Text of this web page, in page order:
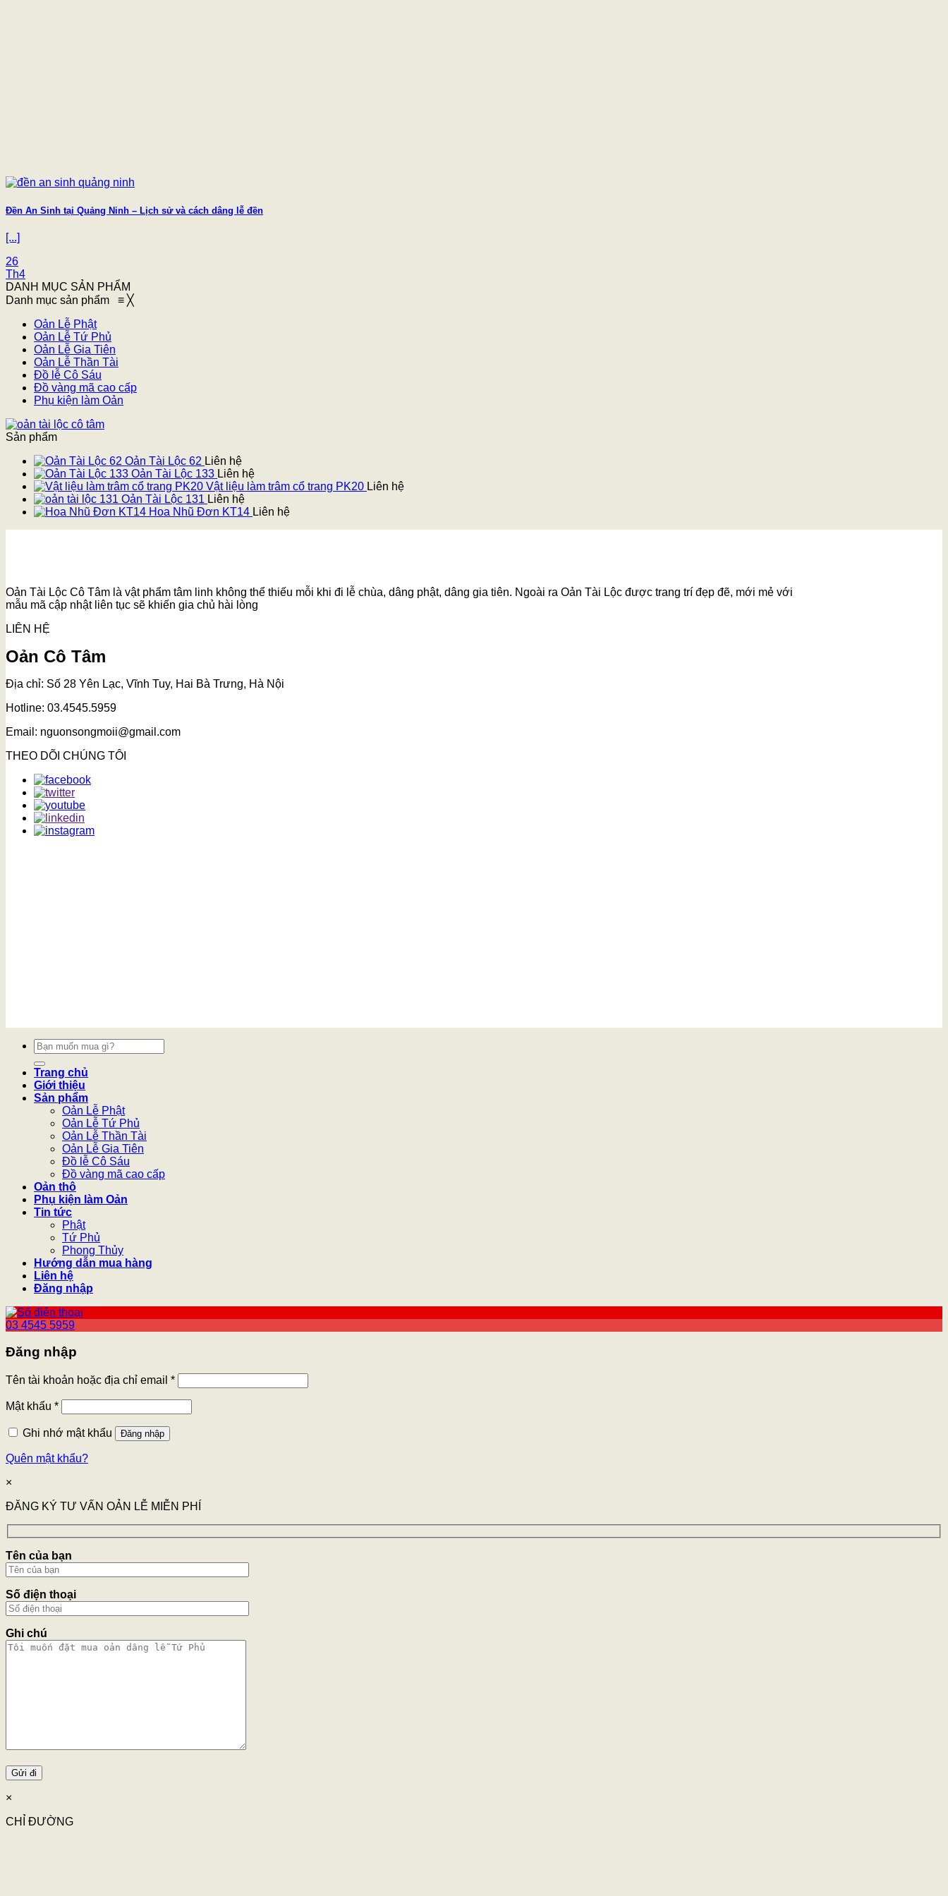
Đền An Sinh tại Quảng Ninh – Lịch sử và cách dâng lễ đền
[...]
26
Th4
DANH MỤC SẢN PHẨM
Danh mục sản phẩm ≡ ╳
Oản Lễ Phật
Oản Lễ Tứ Phủ
Oản Lễ Gia Tiên
Oản Lễ Thần Tài
Đồ lễ Cô Sáu
Đồ vàng mã cao cấp
Phụ kiện làm Oản
Sản phẩm
Oản Tài Lộc 62 Liên hệ
Oản Tài Lộc 133 Liên hệ
Vật liệu làm trâm cổ trang PK20 Liên hệ
Oản Tài Lộc 131 Liên hệ
Hoa Nhũ Đơn KT14 Liên hệ
Oản Tài Lộc Cô Tâm là vật phẩm tâm linh không thể thiếu mỗi khi đi lễ chùa, dâng phật, dâng gia tiên. Ngoài ra Oản Tài Lộc được trang trí đẹp đẽ, mới mẻ với
mẫu mã cập nhật liên tục sẽ khiến gia chủ hài lòng
LIÊN HỆ
Oản Cô Tâm
Địa chỉ: Số 28 Yên Lạc, Vĩnh Tuy, Hai Bà Trưng, Hà Nội
Hotline: 03.4545.5959
Email: nguonsongmoii@gmail.com
THEO DÕI CHÚNG TÔI
Tìm
kiếm:
Trang chủ
Giới thiệu
Sản phẩm
Oản Lễ Phật
Oản Lễ Tứ Phủ
Oản Lễ Thần Tài
Oản Lễ Gia Tiên
Đồ lễ Cô Sáu
Đồ vàng mã cao cấp
Oản thô
Phụ kiện làm Oản
Tin tức
Phật
Tứ Phủ
Phong Thủy
Hướng dẫn mua hàng
Liên hệ
Đăng nhập
03 4545 5959
Đăng nhập
Tên tài khoản hoặc địa chỉ email *
Mật khẩu *
Ghi nhớ mật khẩu Đăng nhập
Quên mật khẩu?
×
ĐĂNG KÝ TƯ VẤN OẢN LỄ MIỄN PHÍ
Tên của bạn
Số điện thoại
Ghi chú
×
CHỈ ĐƯỜNG